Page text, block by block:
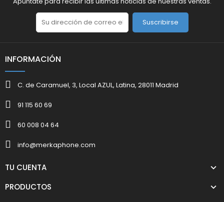
Suscribirse
INFORMACIÓN
C. de Caramuel, 3, Local AZUL, Latina, 28011 Madrid
91 115 60 69
60 008 04 64
info@merkaphone.com
TU CUENTA
PRODUCTOS